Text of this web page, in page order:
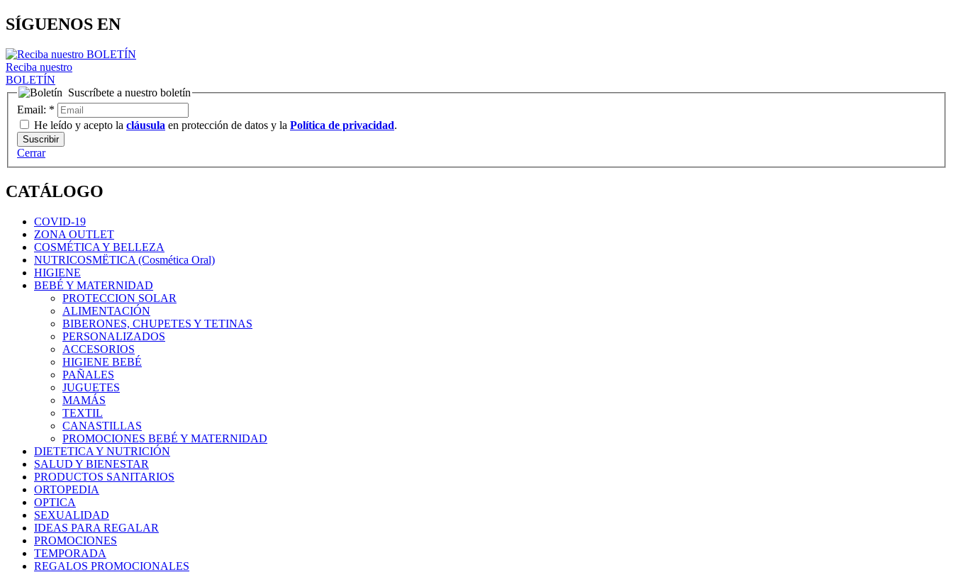
SÍGUENOS EN
Reciba nuestro
BOLETÍN
Suscríbete a nuestro boletín
Email: *
He leído y acepto la cláusula en protección de datos y la Política de privacidad.
Cerrar
CATÁLOGO
COVID-19
ZONA OUTLET
COSMÉTICA Y BELLEZA
NUTRICOSMËTICA (Cosmética Oral)
HIGIENE
BEBÉ Y MATERNIDAD
PROTECCION SOLAR
ALIMENTACIÓN
BIBERONES, CHUPETES Y TETINAS
PERSONALIZADOS
ACCESORIOS
HIGIENE BEBÉ
PAÑALES
JUGUETES
MAMÁS
TEXTIL
CANASTILLAS
PROMOCIONES BEBÉ Y MATERNIDAD
DIETETICA Y NUTRICIÓN
SALUD Y BIENESTAR
PRODUCTOS SANITARIOS
ORTOPEDIA
OPTICA
SEXUALIDAD
IDEAS PARA REGALAR
PROMOCIONES
TEMPORADA
REGALOS PROMOCIONALES